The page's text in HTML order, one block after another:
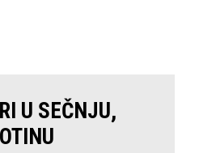
U SEČNJU,